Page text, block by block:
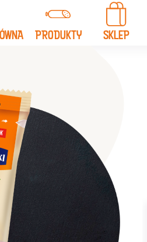
PRODUKTY SKLEP